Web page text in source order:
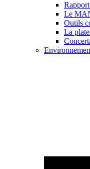
Le
Outils
La